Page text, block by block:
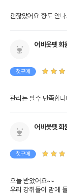
괜찮았어요 향도 안
어바웃펫 회
첫구매
관리는 필수 만족합
어바웃펫 회
첫구매
오늘 받았어요~~
우리 강쥐들이 맘에